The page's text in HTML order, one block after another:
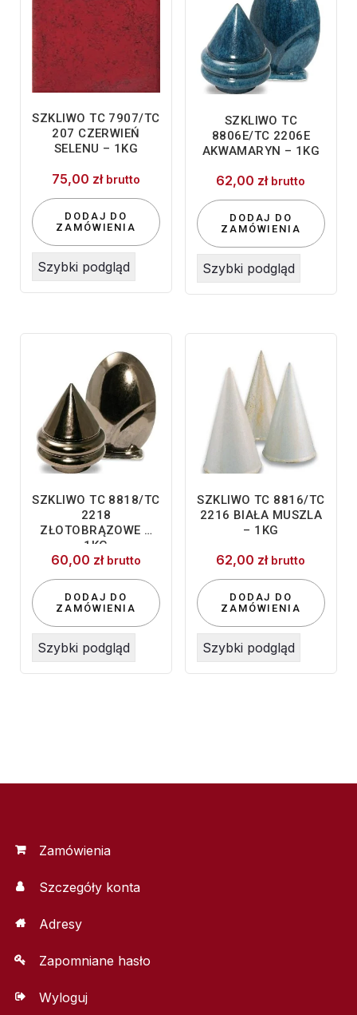
SZKLIWO TC 7907/TC
207 CZERWIEŃ
SELENU – 1KG
75,00 zł brutto
DODAJ DO
ZAMÓWIENIA
Szybki podgląd
SZKLIWO TC
8806E/TC 2206E
AKWAMARYN – 1KG
62,00 zł brutto
DODAJ DO
ZAMÓWIENIA
Szybki podgląd
SZKLIWO TC 8818/TC
2218
ZŁOTOBRĄZOWE –
1KG
60,00 zł brutto
DODAJ DO
ZAMÓWIENIA
Szybki podgląd
SZKLIWO TC 8816/TC
2216 BIAŁA MUSZLA
– 1KG
62,00 zł brutto
DODAJ DO
ZAMÓWIENIA
Szybki podgląd
Zamówienia
Szczegóły konta
Adresy
Zapomniane hasło
Wyloguj